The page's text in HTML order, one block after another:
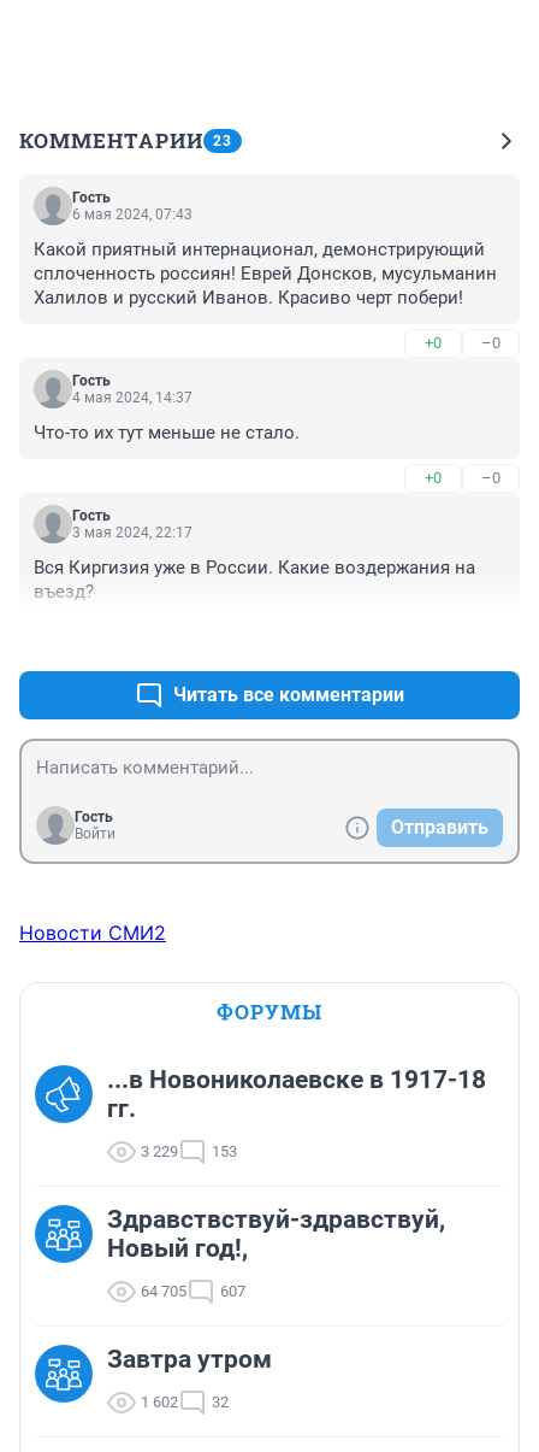
КОММЕНТАРИИ 23
Гость
6 мая 2024, 07:43
Какой приятный интернационал, демонстрирующий
сплоченность россиян! Еврей Донсков, мусульманин
Халилов и русский Иванов. Красиво черт побери!
+0 –0
Гость
4 мая 2024, 14:37
Что-то их тут меньше не стало.
+0 –0
Гость
3 мая 2024, 22:17
Вся Киргизия уже в России. Какие воздержания на
въезд?
Читать все комментарии
Гость
Войти
Отправить
Новости СМИ2
ФОРУМЫ
...в Новониколаевске в 1917-18
гг.
3 229 153
Здравствствуй-здравствуй,
Новый год!,
64 705 607
Завтра утром
1 602 32